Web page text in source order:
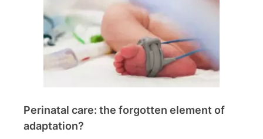
Perinatal care: the forgotten element of
adaptation?